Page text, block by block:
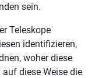
sein.
Teleskope
identifizieren,
woher diese
diese Weise die